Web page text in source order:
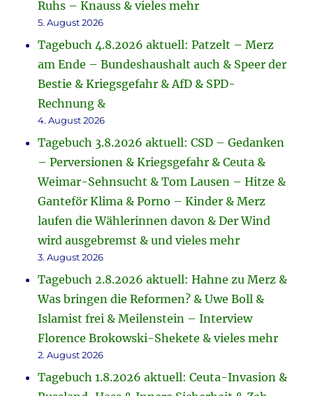
Ruhs – Knauss & vieles mehr
5. August 2026
Tagebuch 4.8.2026 aktuell: Patzelt – Merz
am Ende – Bundeshaushalt auch & Speer der
Bestie & Kriegsgefahr & AfD & SPD-
Rechnung &
4. August 2026
Tagebuch 3.8.2026 aktuell: CSD – Gedanken
– Perversionen & Kriegsgefahr & Ceuta &
Weimar-Sehnsucht & Tom Lausen – Hitze &
Ganteför Klima & Porno – Kinder & Merz
laufen die Wählerinnen davon & Der Wind
wird ausgebremst & und vieles mehr
3. August 2026
Tagebuch 2.8.2026 aktuell: Hahne zu Merz &
Was bringen die Reformen? & Uwe Boll &
Islamist frei & Meilenstein – Interview
Florence Brokowski-Shekete & vieles mehr
2. August 2026
Tagebuch 1.8.2026 aktuell: Ceuta-Invasion &